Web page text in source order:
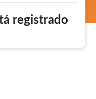
registrado